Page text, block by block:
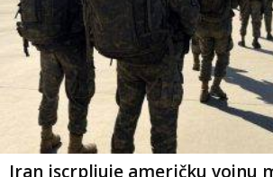
Iran iscrpljuje američku vojnu